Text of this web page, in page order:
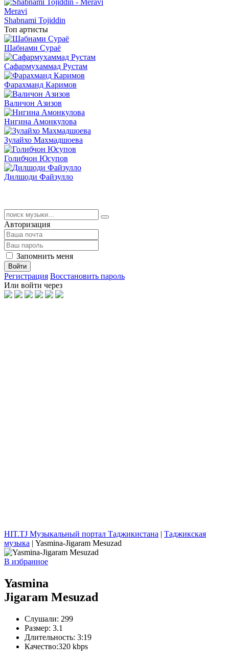
Meravi
Shabnami Tojiddin
Топ артисты
Шабнами Сураё
Сафармухаммад Рустам
Фарахманд Каримов
Валичон Азизов
Нигина Амонкулова
Зулайхо Махмадшоева
Голибчон Юсупов
Дилшоди Файзулло
Авторизация
Запомнить меня
Войти
Регистрация Восстановить пароль
Или войти через
HIT.TJ Музыкальный портал Таджикистана | Таджикская
музыка | Yasmina-Jigaram Mesuzad
В избранное
Yasmina
Jigaram Mesuzad
Слушали: 299
Размер: 3.1
Длительность: 3:19
Качество:320 kbps